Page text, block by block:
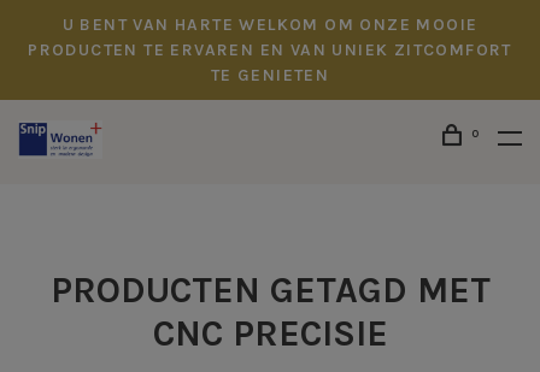
U BENT VAN HARTE WELKOM OM ONZE MOOIE
PRODUCTEN TE ERVAREN EN VAN UNIEK ZITCOMFORT
TE GENIETEN
0
PRODUCTEN GETAGD MET
CNC PRECISIE